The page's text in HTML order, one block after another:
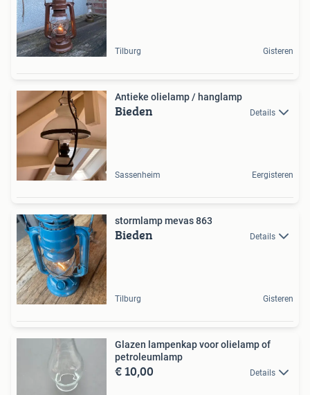
Tilburg Gisteren
Antieke olielamp / hanglamp
Bieden Details
Sassenheim Eergisteren
stormlamp mevas 863
Bieden Details
Tilburg Gisteren
Glazen lampenkap voor olielamp of
petroleumlamp
€ 10,00 Details